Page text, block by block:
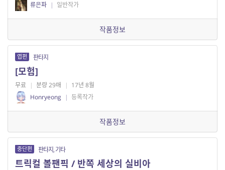
류은파 | 일반작가
작품정보
엽편 판타지
[모험]
무료 | 분량 29매 | 17년 8월
Honryeong
| 등록작가
작품정보
중단편 판타지, 기타
트릭컬 볼팬픽 / 반쪽 세상의 실비아